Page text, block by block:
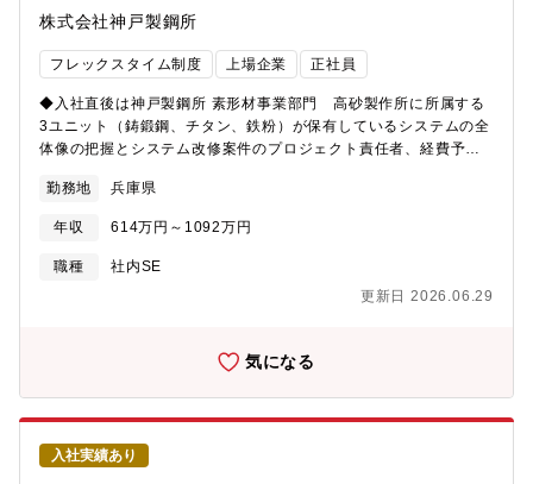
おける重要なIT投資プロジェクトが増加・大型化しており、その
複雑性とリスクに対応するための管理体制の強化が求められてい
ます。本社IT企画部では、事業部門が実行するIT投資案件に対し、
の意思決定支援を担っており、QCD（品質・コスト・納期）管理
の観点からも、プロジェクト開始前の段階から問題を見抜き、事
前にリスクを低減する体制の構築が急務となっています。こうし
た背景のもと、全社的にプロジェクトマネジメント能力の強化を
ク評価・立て直し支援を担えるプロジェクトマネジメント経験者
度を高め、事業全体に学習効果を波及させる仕組みづくりにも関
与できる、戦略的でやりがいのあるポジションです。【組織構
クトマネジメントの経験や知識を活かして活躍が出来る。◎大規
株式会社神戸製鋼所
フレックスタイム制度 上場企業 正社員
◆入社直後は神戸製鋼所 素形材事業部門 高砂製作所に所属する
3ユニット（鋳鍛鋼、チタン、鉄粉）が保有しているシステムの全
体像の把握とシステム改修案件のプロジェクト責任者、経費予算
シーシステム（ホストコンピュータ）の刷新に関係するプロジェ
クトに参画していただき、工場メンバーとの業務プロセス整理
（As Is-To Be整理）やパッケージシステムのFit&Gapなどを主担
当として実施していただくことを期待しています。【募集背景】
ており、現在、国内製造拠点だけでなく海外製造拠点も含め、数
部門のDXも含めた業務改革の推進を本格化させており、それらに
必要なシステム基盤の整備、レガシーシステムの刷新検討も計画
しております。上記活動を企画・推進するための技術者を募集し
ています。【配属組織】素形材事業部門 業務改革推進部 システム
企画グループ【キャリアパス】本人の適正を鑑みながら、人を活
かすキャリアパスを考えています。① IT人材としてのキャリアパ
勤務地 兵庫県
年収 614万円～1092万円
職種
社内SE
更新日 2026.06.29
気になる
入社実績あり